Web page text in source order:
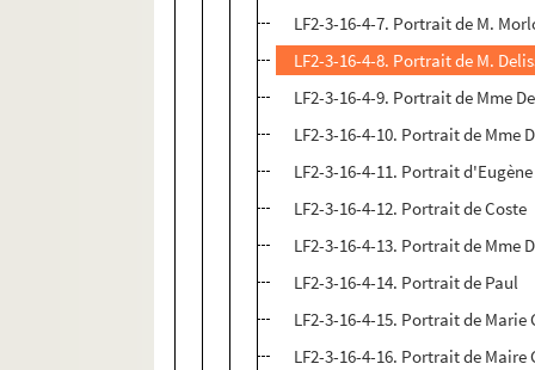
LF2-3-16-4-7. Portrait de M.
LF2-3-16-4-8. Portrait de M.
LF2-3-16-4-9. Portrait de Mme
LF2-3-16-4-10. Portrait de Mme
LF2-3-16-4-11. Portrait
LF2-3-16-4-12. Portrait de Coste
LF2-3-16-4-13. Portrait de Mme
LF2-3-16-4-14. Portrait de Paul
LF2-3-16-4-15. Portrait de Marie
LF2-3-16-4-16. Portrait de Maire